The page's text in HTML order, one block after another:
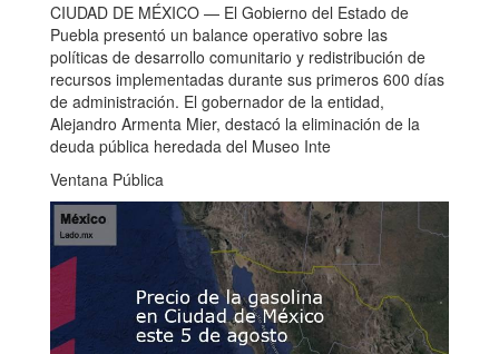
CIUDAD DE MÉXICO — El Gobierno del Estado de
Puebla presentó un balance operativo sobre las
políticas de desarrollo comunitario y redistribución de
recursos implementadas durante sus primeros 600 días
de administración. El gobernador de la entidad,
Alejandro Armenta Mier, destacó la eliminación de la
deuda pública heredada del Museo Inte
Ventana Pública